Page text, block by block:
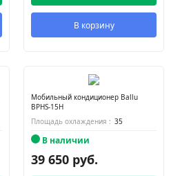
В корзину
Мобильный кондиционер Ballu
BPHS-15H
Площадь охлаждения : 35
В наличии
39 650 руб.